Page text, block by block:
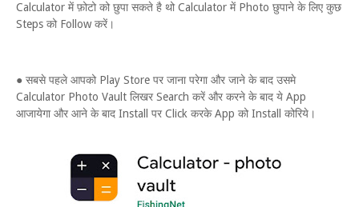
Calculator में फ़ोटो को छुपा सकते है थो Calculator में Photo छुपाने के लिए कुछ
Steps को Follow करें।
● सबसे पहले आपको Play Store पर जाना परेगा और जाने के बाद उसमे
Calculator Photo Vault लिखर Search करें और करने के बाद ये App
आजायेगा और आने के बाद Install पर Click करके App को Install कोरिये।